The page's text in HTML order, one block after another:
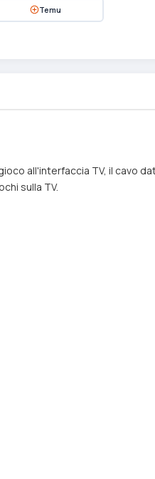
Temu
all'interfaccia TV, il cavo
sulla TV.